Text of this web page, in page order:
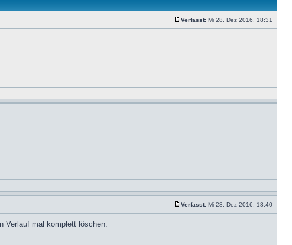
Verfasst: Mi 28. Dez 2016, 18:31
Verfasst: Mi 28. Dez 2016, 18:40
Verlauf mal komplett löschen.